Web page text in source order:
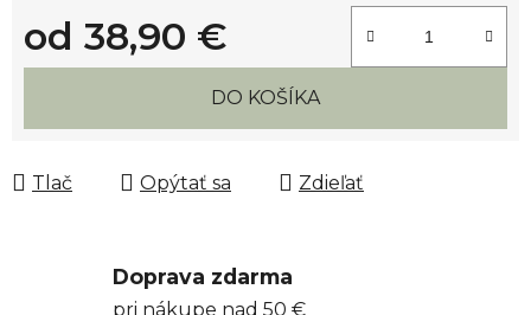
od 38,90 €
Jednotková cena:
DO KOŠÍKA
Tlač Opýtať sa Zdieľať
Doprava zdarma
pri nákupe nad 50 €